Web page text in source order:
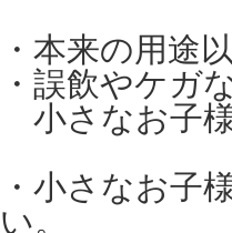
・本来の用途
・誤飲やケガ
小さなお子
・小さなお子
い。